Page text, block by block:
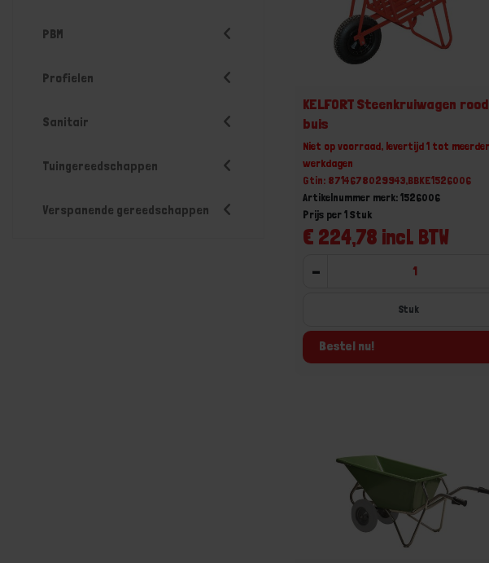
PBM
Profielen
Sanitair
Tuingereedschappen
Verspanende gereedschappen
KELFORT Steenkruiwagen
buis
Niet op voorraad, levertijd 1 tot
werkdagen
Gtin: 8714678029943,BBKE1526006
Artikelnummer merk: 1526006
€ 224,78 incl. BTW
Prijs per 1 Stuk
-
Bestel nu!